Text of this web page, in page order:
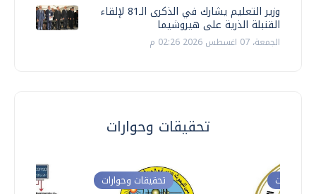
وزير التعليم يشارك في الذكرى الـ81 لإلقاء
القنبلة الذرية على هيروشيما
الجمعة، 07 اغسطس 2026 02:26 م
تحقيقات وحوارات
تحقيقات وحوارات وحوارات